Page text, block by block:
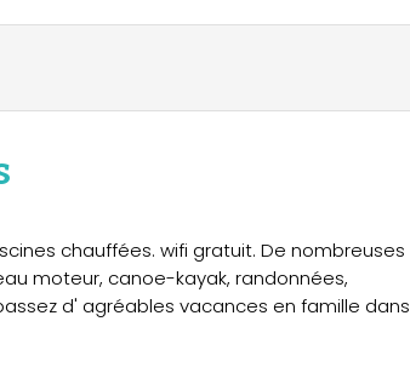
chauffées. wifi gratuit. De nombreuses
moteur, canoe-kayak, randonnées,
d' agréables vacances en famille dans